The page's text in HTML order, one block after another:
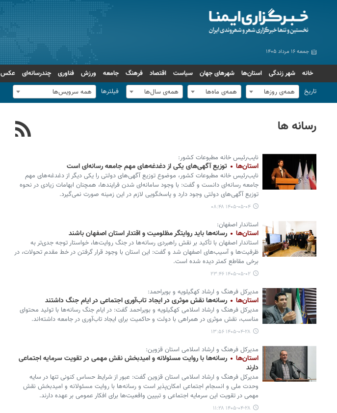
جمعه ۱۶ مرداد ۱۴۰۵
خانه شهر زندگی استان‌ها شهرهای جهان سیاست اقتصاد فرهنگ جامعه ورزش فناوری چندرسانه‌ای عکس
تاریخ
همه‌ی روزها همه‌ی ماه‌ها همه‌ی سال‌ها فیلترها همه سرویس‌ها
رسانه ها
نایب‌رئیس خانه مطبوعات کشور:
استان‌ها توزیع آگهی‌های یکی از دغدغه‌های مهم جامعه رسانه‌ای است
نایب‌رئیس خانه مطبوعات کشور، موضوع توزیع آگهی‌های دولتی را یکی دیگر از دغدغه‌های مهم
جامعه رسانه‌ای دانست و گفت: با وجود سامانه‌ای شدن فرایندها، همچنان ابهامات زیادی در نحوه
توزیع آگهی‌های دولتی وجود دارد و پاسخگویی لازم در این زمینه صورت نمی‌گیرد.
۱۴۰۵-۰۵-۰۴ ۰۸:۴۸
استاندار اصفهان:
استان‌ها رسانه‌ها باید روایتگر مظلومیت و اقتدار استان اصفهان باشند
استاندار اصفهان با تأکید بر نقش راهبردی رسانه‌ها در جنگ روایت‌ها، خواستار توجه جدی‌تر به
ظرفیت‌ها و آسیب‌های اصفهان شد و گفت: این استان با وجود قرار گرفتن در خط مقدم تحولات، در
برخی مقاطع کمتر دیده شده است.
۱۴۰۵-۰۵-۰۲ ۲۳:۴۶
مدیرکل فرهنگ و ارشاد کهگیلویه و بویراحمد:
استان‌ها رسانه‌ها نقش موثری در ایجاد تاب‌آوری اجتماعی در ایام جنگ داشتند
مدیرکل فرهنگ و ارشاد اسلامی کهگیلویه و بویراحمد گفت: در ایام جنگ رسانه‌ها با تولید محتوای
مناسب، نقش موثری در همراهی با دولت و حاکمیت برای ایجاد تاب‌آوری در جامعه داشته‌اند.
۱۴۰۵-۰۴-۲۸ ۱۳:۵۶
مدیرکل فرهنگ و ارشاد اسلامی استان قزوین:
استان‌ها
رسانه‌ها با روایت مسئولانه و امیدبخش نقش مهمی در تقویت سرمایه اجتماعی
دارند
مدیرکل فرهنگ و ارشاد اسلامی استان قزوین گفت: عبور از شرایط حساس کنونی تنها در سایه
وحدت ملی و انسجام اجتماعی امکان‌پذیر است و رسانه‌ها با روایت مسئولانه و امیدبخش نقش
مهمی در تقویت این سرمایه اجتماعی و تبیین واقعیت‌ها برای افکار عمومی بر عهده دارند.
۱۴۰۵-۰۴-۲۸ ۱۱:۲۸